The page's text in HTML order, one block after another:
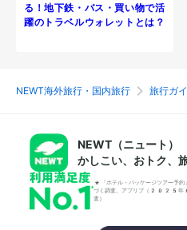
る！地下鉄・バス・買い物で活
躍のトラベルウォレットとは？
NEWT海外旅行・国内旅行 旅行ガ
NEWT（ニュート）
かしこい、おトク、
*「ホテル・パッケージツアー予約
づく調査。アプリブ（2025年
査）